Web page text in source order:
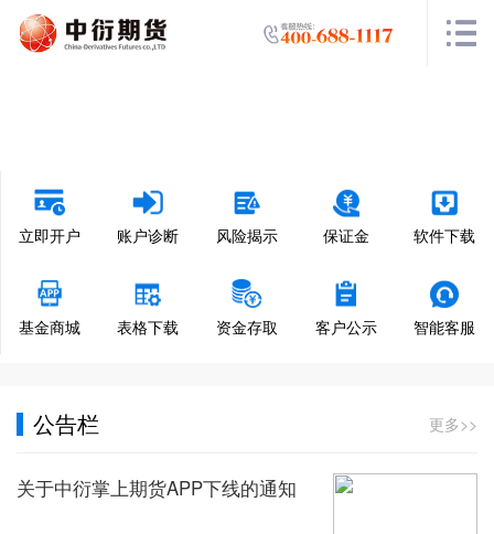
立即开户 账户诊断 风险揭示 保证金 软件下载
基金商城 表格下载 资金存取 客户公示 智能客服
公告栏 更多>>
关于中衍掌上期货APP下线的通知